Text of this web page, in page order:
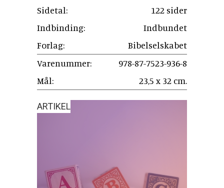
Sidetal:
122 sider
Indbinding:
Indbundet
Forlag:
Bibelselskabet
Varenummer:
978-87-7523-936-8
Mål:
23,5 x 32 cm.
ARTIKEL